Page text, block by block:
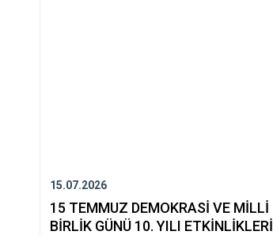
15.07.2026
15 TEMMUZ DEMOKRASİ VE MİLLİ
BİRLİK GÜNÜ 10. YILI ETKİNLİKLERİ